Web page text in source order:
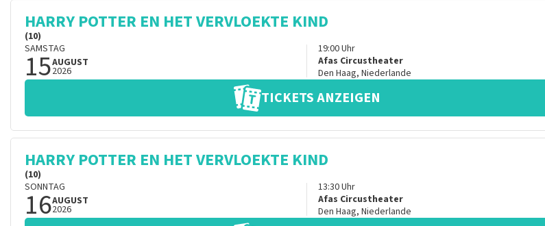
HARRY POTTER EN HET VERVLOEKTE KIND
(10)
SAMSTAG
15AUGUST
2026
19:00Uhr
Afas Circustheater
Den Haag, Niederlande
TICKETS ANZEIGEN
HARRY POTTER EN HET VERVLOEKTE KIND
(10)
SONNTAG
16AUGUST
2026
13:30Uhr
Afas Circustheater
Den Haag, Niederlande